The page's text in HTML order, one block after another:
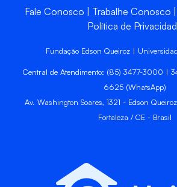
Fale Conosco Trabalhe Conosco
Política de
Fundação Edson Queiroz |
Central de Atendimento: (85) 3477-3000 |
6625 (WhatsApp)
Av. Washington Soares, 1321 - Edson
Fortaleza / CE - Brasil